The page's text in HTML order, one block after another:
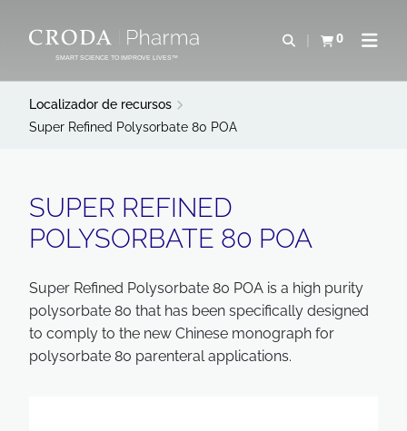
PARA
CONTEÚDO
PARA
MENU
SMART SCIENCE TO IMPROVE LIVES™
Abrir pesquisa
0
Exibir cestaAbrir
Localizador de recursos
Super Refined Polysorbate 80 POA
SUPER REFINED
POLYSORBATE 80 POA
Super Refined Polysorbate 80 POA is a high purity
polysorbate 80 that has been specifically designed
to comply to the new Chinese monograph for
polysorbate 80 parenteral applications.